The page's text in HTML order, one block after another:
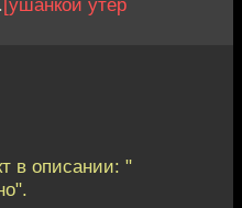
[ушанкой утер
в описании: "